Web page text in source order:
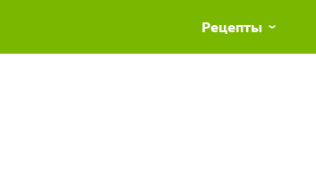
Рецепты